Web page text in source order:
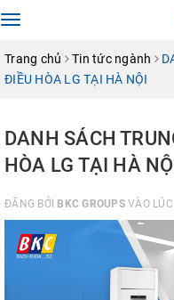
Toggle
Trang chủ
Tin tức ngành
ĐIỀU HÒA LG TẠI HÀ NỘI
DANH SÁCH
HÒA LG TẠI HÀ
ĐĂNG BỞI BKC GROUPSVÀO